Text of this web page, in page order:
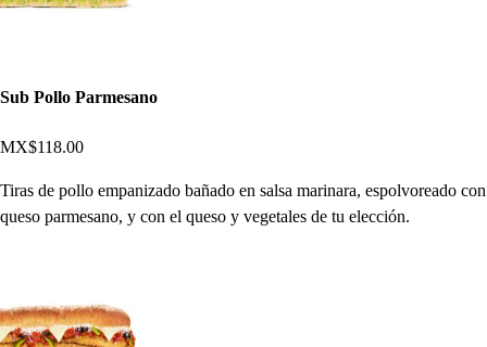
Sub Pollo Parmesano
MX$118.00
Tiras de pollo empanizado bañado en salsa marinara, espolvoreado con
queso parmesano, y con el queso y vegetales de tu elección.